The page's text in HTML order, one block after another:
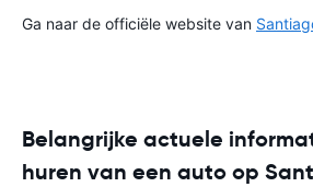
Ga naar de officiële website van
Belangrijke actuele
huren van een auto op